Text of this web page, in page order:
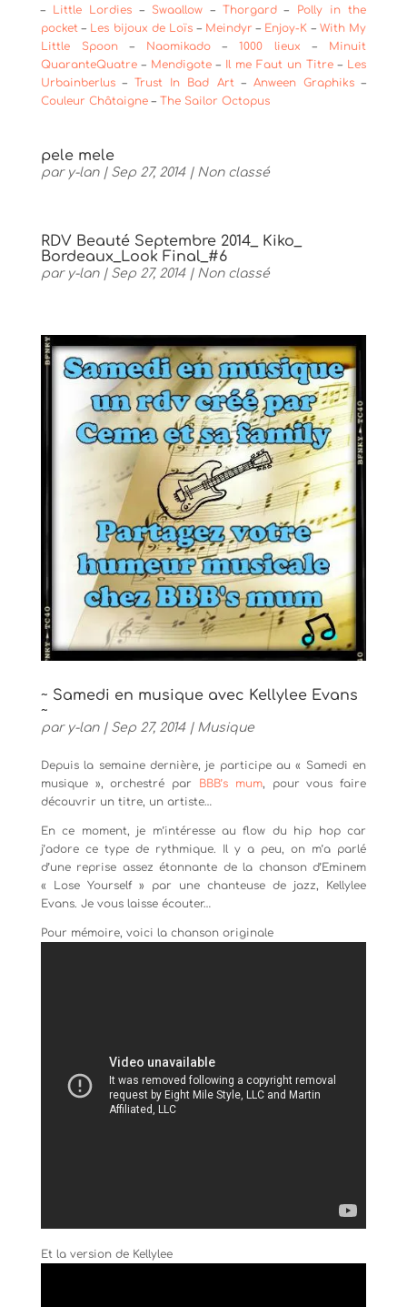
– Little Lordies – Swaallow – Thorgard–
Polly in the
pocket – Les bijoux de Loïs – Meindyr – Enjoy-K – With My
Little Spoon– Naomikado–1000 lieux – Minuit
QuaranteQuatre– Mendigote– Il me Faut un Titre – Les
Urbainberlus–Trust In Bad Art – Anween Graphiks –
Couleur Châtaigne– The Sailor Octopus
pele mele
par y-lan| Sep 27, 2014| Non classé
RDV Beauté Septembre 2014_ Kiko_
Bordeaux_Look Final_#6
par y-lan| Sep 27, 2014| Non classé
~ Samedi en musique avec Kellylee Evans
~
par y-lan| Sep 27, 2014| Musique
Depuis la semaine dernière, je participe au « Samedi en
musique », orchestré par
BBB’s mum, pour vous faire
découvrir un titre, un artiste…
En ce moment, je m’intéresse au flow du hip hop car
j’adore ce type de rythmique. Il y a peu, on m’a parlé
d’une reprise assez étonnante de la chanson d’Eminem
« Lose Yourself » par une chanteuse de jazz, Kellylee
Evans. Je vous laisse écouter…
Pour mémoire, voici la chanson originale
Et la version de Kellylee